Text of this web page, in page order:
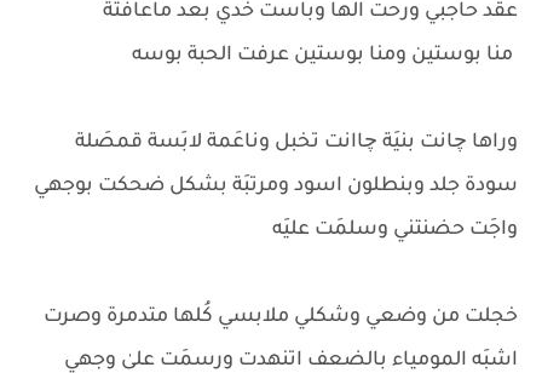
عقَد حاجبي ورحت الها وباست خدي بعد ماعافتة
منا بوستين ومنا بوستين عرفت الحبة بوسه
وراها چانت بنيَة چاانت تخبل وناعَمة لابَسة قمصَلة
سودة جلد وبنطلون اسود ومرتبَة بشكل ضحكت بوجهي
واجَت حضنتني وسلمَت عليَه
خجلت من وضعي وشكلي ملابسي كُلها متدمرة وصرت
اشبَه المومياء بالضعف اتنهدت ورسمَت علىٰ وجهي